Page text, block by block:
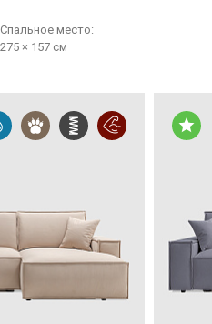
Cпальное место:
275 × 157 см